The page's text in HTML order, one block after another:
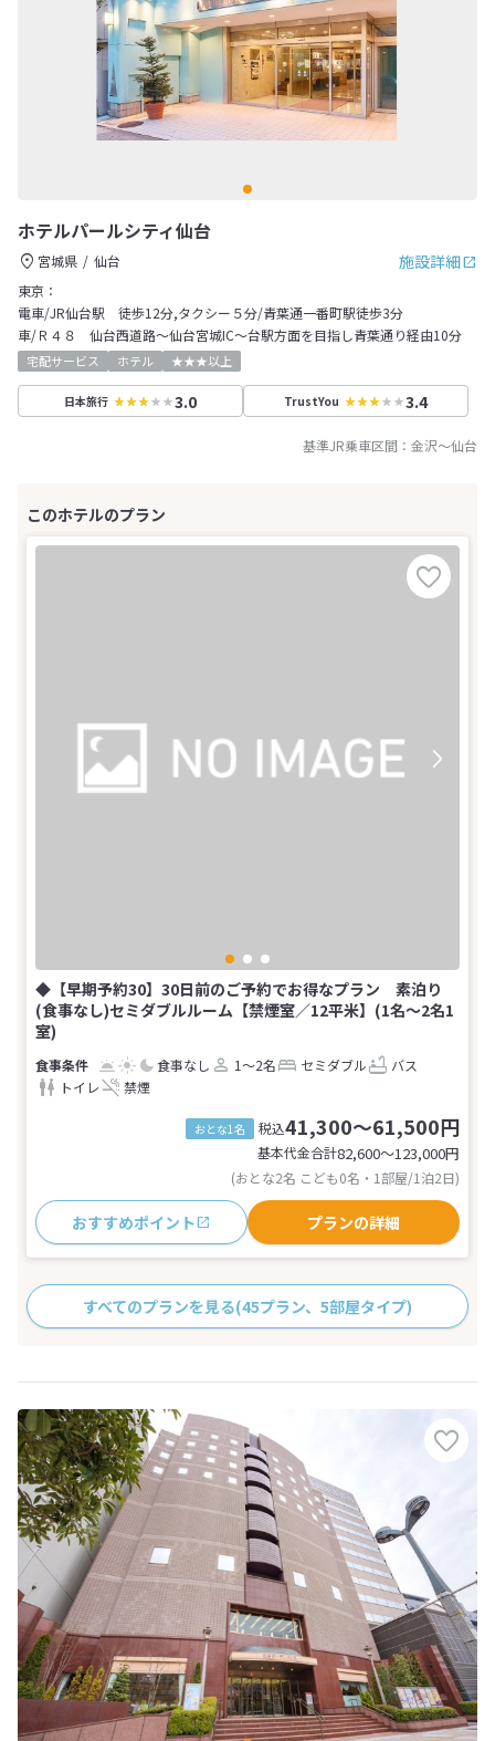
ホテルパールシティ仙台
施設詳細
宮城県
仙台
東京：
電車/JR仙台駅 徒歩12分,タクシー５分/青葉通一番町駅徒歩3分
車/Ｒ４８ 仙台西道路～仙台宮城IC～台駅方面を目指し青葉通り経由10分
宅配サービス ホテル ★★★以上
日本旅行 3.0 TrustYou 3.4
基準JR乗車区間： 金沢～仙台
◆【早期予約30】30日前のご予約でお得なプラン 素泊り
(食事なし)セミダブルルーム【禁煙室／12平米】(1名～2名1
室)
食事なし 1～2名 セミダブル
バス
トイレ
禁煙
おとな1名 税込41,300～61,500円
基本代金合計82,600〜123,000円
(おとな2名 こども0名・1部屋/1泊2日)
おすすめポイント プランの詳細
すべてのプランを見る(45プラン、5部屋タイプ)